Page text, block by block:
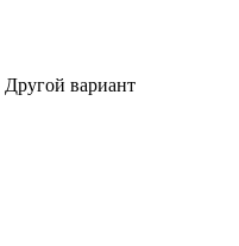
Другой вариант